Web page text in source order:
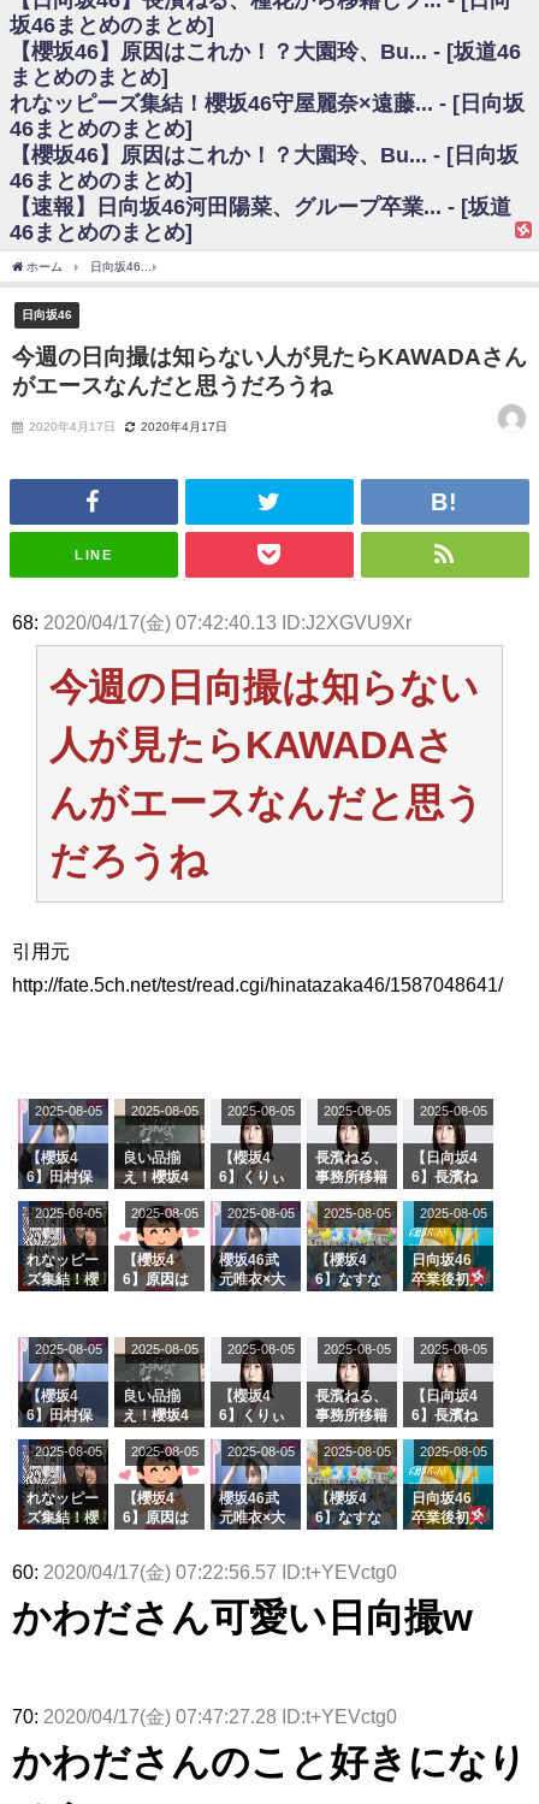
日向坂46まとめのまとめ / 【元日向坂46】この卒業生、めちゃくちゃテレ
ビで見かけるな
欅坂/日向坂46まとめのまとめ / 【櫻坂46】リアルミーグリであの販売も！
『Make or Break』オフィシャルグッズ解禁
乃木坂46アンテナ / 【櫻坂46】ミーグリで喧嘩！？山下瞳月、これはマジ
ギレしてる
乃木坂あんてな ～乃木坂46・欅坂46・日向坂46のニュース・情報・話題
をピックアップ / れなッピーズ集結！櫻坂46守屋麗奈×遠藤理子、8/6「ラヴィ
ット！」水曜スタジオ出演決定
日向坂46まとめのまとめ / 【日向坂46】富田鈴花、次の事務所が決まって
そう！？
日向坂46まとめのまとめ / 【日向坂46】富田鈴花、次の事務所が決まって
そう！？
ハ！』ミーグリ日程がこちら
乃木坂あんてな ～乃木坂46・欅坂46・日向坂46のニュース・情報・話題
をピックアップ / 日向坂46卒業後初共演！佐々木久美さん、師匠オードリー若
林さんと再会した結果･･･【激レアさんを連れてきた。】
欅坂46/日向坂46まとめのまとめ / 『anan』の表紙の櫻坂46さん、多様性
の時代だと話題に
wwwwwwwwwwww
日向坂46まとめのまとめ / 筒井あやめ、アレをチラリ。こういう偶然の方
日向坂46まとめのまとめ / 【日向坂46】富田鈴花1st写真集の先行カット、
花考案グッズ＆生写真5種が公開される
アイドル – ぷぅアンテナ / 「乃木坂46ののぎおび⊿」北野日奈子が生配
アイドル – ぷぅアンテナ / 2022年3月22日（火）のメディア情報
アイドル – ぷぅアンテナ / 【乃木坂46】井上和の『なぎおはぎ』って こん
ぺいとう×いちごみるく×マヨラー星人 と同じと考えてよろしいですか？
アイドル – ぷぅアンテナ / 【乃木坂46】日村勇紀 gif職人が切り抜いた名シ
ふぇどみ！ / 【悲報】呪術廻戦、視聴率5.1%
ふぇどみ！ / 【画像】スポ－ツキャスターお姉さん・ハメまくりだったｗｗ
ｗｗｗｗｗｗｗｗｗｗ
かけまくったうちの息子が団地住みの貧乏に学歴で負けた」
Powered by livedoor 相互RSS
坂46まとめのまとめ]
【櫻坂46】原因はこれか！？大園玲、Bu... - [坂道46
まとめのまとめ]
れなッピーズ集結！櫻坂46守屋麗奈×遠藤... - [日向坂
46まとめのまとめ]
【櫻坂46】原因はこれか！？大園玲、Bu... - [日向坂
46まとめのまとめ]
【速報】日向坂46河田陽菜、グループ卒業... - [坂道
46まとめのまとめ]
ホーム 日向坂46
日向坂46
今週の日向撮は知らない人が見たらKAWADAさん
がエースなんだと思うだろうね
2020年4月17日 2020年4月17日
LINE
68: 2020/04/17(金) 07:42:40.13 ID:J2XGVU9Xr
今週の日向撮は知らない
人が見たらKAWADAさ
んがエースなんだと思う
だろうね
引用元
http://fate.5ch.net/test/read.cgi/hinatazaka46/1587048641/
【櫻坂4
6】田村保
ージを脱い
でいた理由
2025-08-05
良い品揃
え！櫻坂4
グル『Mak
e or Brea
k』オフィ
シャルグッ
ズ絶賛販売
2025-08-05
【櫻坂4
6】くりぃ
の2人を手
玉に取る大
沼晶保【く
りぃむナン
タラ】
2025-08-05
長濱ねる、
事務所移籍
属を発表
2025-08-05
【日向坂4
6】長濱ね
ら移籍しフ
ラーム所属
に。これで
事務所に所
属している
がこちら
2025-08-05
れなッピー
ズ集結！櫻
理子、8/6
「ラヴィッ
ト！」水曜
スタジオ出
演決定
2025-08-05
【櫻坂4
6】原因は
uddiesを
ざわつかせ
る...
2025-08-05
櫻坂46武
元唯衣×大
カップお姉
さんに恐怖
【くりぃむ
ナンタラ】
2025-08-05
【櫻坂4
6】なすな
2曲目っ
て...【ラヴ
ィット 東
京ドーム公
演】
2025-08-05
日向坂46
卒業後初共
師匠オード
リー若林さ
んと再会し
た結果･･･
【激レアさ
きた。】
2025-08-05
【櫻坂4
6】田村保
ージを脱い
でいた理由
2025-08-05
良い品揃
え！櫻坂4
グル『Mak
e or Brea
k』オフィ
シャルグッ
ズ絶賛販売
2025-08-05
【櫻坂4
6】くりぃ
の2人を手
玉に取る大
沼晶保【く
りぃむナン
タラ】
2025-08-05
長濱ねる、
事務所移籍
属を発表
2025-08-05
【日向坂4
6】長濱ね
ら移籍しフ
ラーム所属
に。これで
事務所に所
属している
2025-08-05
れなッピー
ズ集結！櫻
理子、8/6
ト！」水曜
スタジオ出
2025-08-05
【櫻坂4
6】原因は
uddiesを
る...
2025-08-05
櫻坂46武
元唯衣×大
カップお姉
さんに恐怖
【くりぃむ
ナンタラ】
2025-08-05
【櫻坂4
6】なすな
2曲目っ
て...【ラヴ
ィット 東
京ドーム公
2025-08-05
日向坂46
卒業後初共
んと再会し
た結果･･･
2025-08-05
60: 2020/04/17(金) 07:22:56.57 ID:t+YEVctg0
かわださん可愛い日向撮w
70: 2020/04/17(金) 07:47:27.28 ID:t+YEVctg0
かわださんのこと好きになり